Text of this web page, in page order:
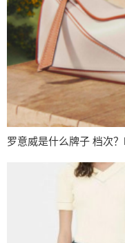
罗意威是什么牌子 档次